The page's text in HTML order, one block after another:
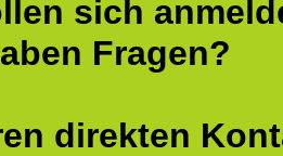
sich
Fragen?
direkten